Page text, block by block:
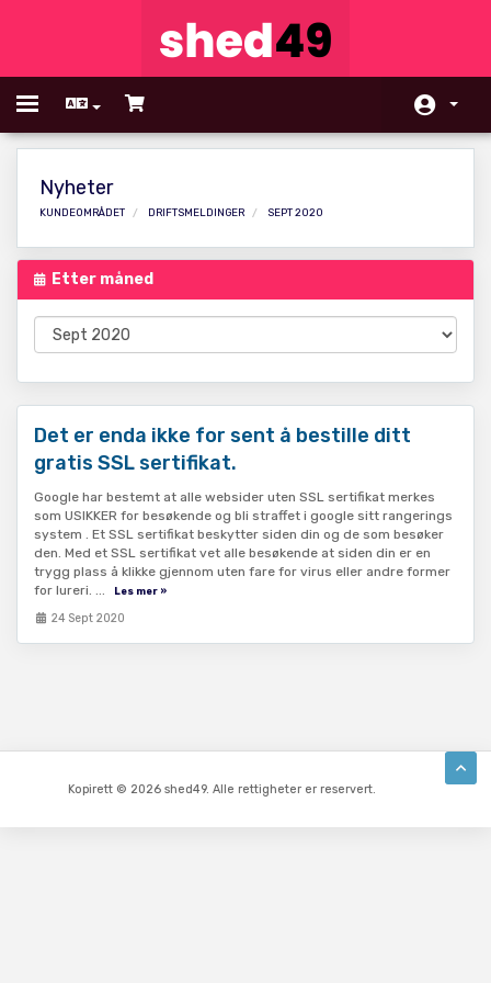
Toggle
Tjenester
Kunnskapsbase
Nettverksstatus
Bonusprogram
Kontakt oss
Nyheter
KUNDEOMRÅDET DRIFTSMELDINGER SEPT 2020
Etter måned
Det er enda ikke for sent å bestille ditt
gratis SSL sertifikat.
Google har bestemt at alle websider uten SSL sertifikat merkes
som USIKKER for besøkende og bli straffet i google sitt rangerings
system . Et SSL sertifikat beskytter siden din og de som besøker
den. Med et SSL sertifikat vet alle besøkende at siden din er en
trygg plass å klikke gjennom uten fare for virus eller andre former
for lureri. ...
Les mer »
24 Sept 2020
Kopirett © 2026 shed49. Alle rettigheter er reservert.